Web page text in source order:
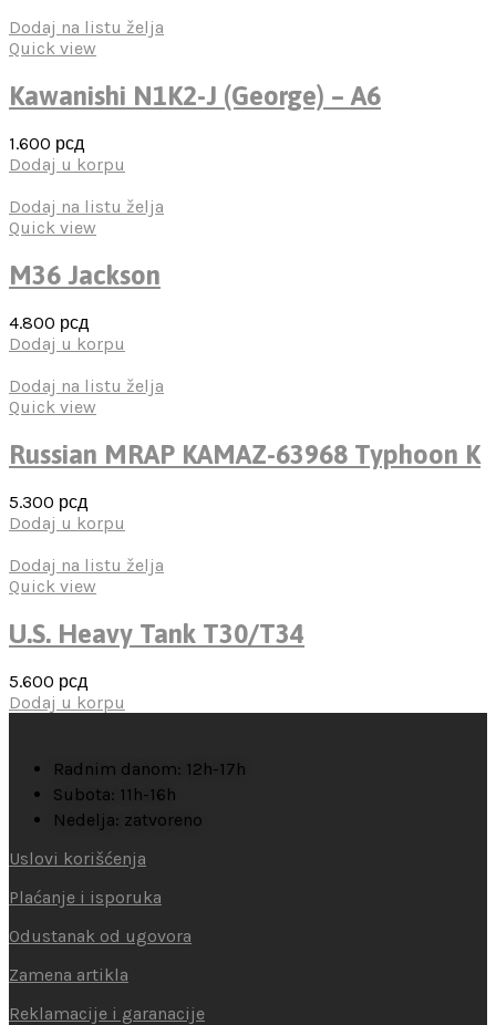
Dodaj na listu želja
Quick view
Kawanishi N1K2-J (George) – A6
1.600 рсд
Dodaj u korpu
Dodaj na listu želja
Quick view
M36 Jackson
4.800 рсд
Dodaj u korpu
Dodaj na listu želja
Quick view
Russian MRAP KAMAZ-63968 Typhoon K
5.300 рсд
Dodaj u korpu
Dodaj na listu želja
Quick view
U.S. Heavy Tank T30/T34
5.600 рсд
Dodaj u korpu
Radnim danom: 12h-17h
Subota: 11h-16h
Nedelja: zatvoreno
Uslovi korišćenja
Plaćanje i isporuka
Odustanak od ugovora
Zamena artikla
Reklamacije i garanacije